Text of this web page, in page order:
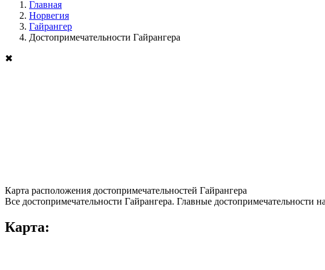
Главная
Норвегия
Гайрангер
Достопримечательности Гайрангера
✖
Карта расположения достопримечательностей Гайрангера
Все достопримечательности Гайрангера. Главные достопримечательности
Карта: